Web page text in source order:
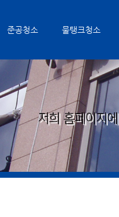
준공청소 물탱크청소